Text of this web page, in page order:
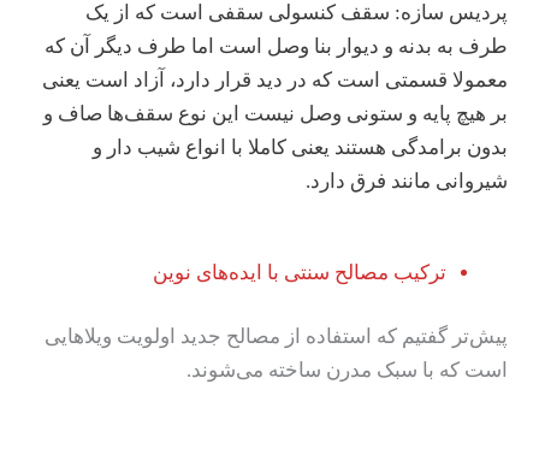
پردیس سازه: سقف کنسولی سقفی است که از یک
طرف به بدنه و دیوار بنا وصل است اما طرف دیگر آن که
معمولا قسمتی است که در دید قرار دارد، آزاد است یعنی
بر هیچ پایه و ستونی وصل نیست این نوع سقف‌ها صاف و
بدون برامدگی هستند یعنی کاملا با انواع شیب دار و
شیروانی مانند فرق دارد.
ترکیب مصالح سنتی با ایده‌های نوین
پیش‌تر گفتیم که استفاده از مصالح جدید اولویت ویلاهایی
است که با سبک مدرن ساخته می‌شوند.